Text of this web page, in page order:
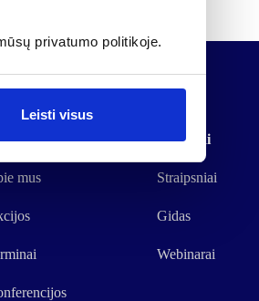
privatumo politikoje.
Leisti visus
mus
Resursai
Straipsniai
Gidas
Webinarai